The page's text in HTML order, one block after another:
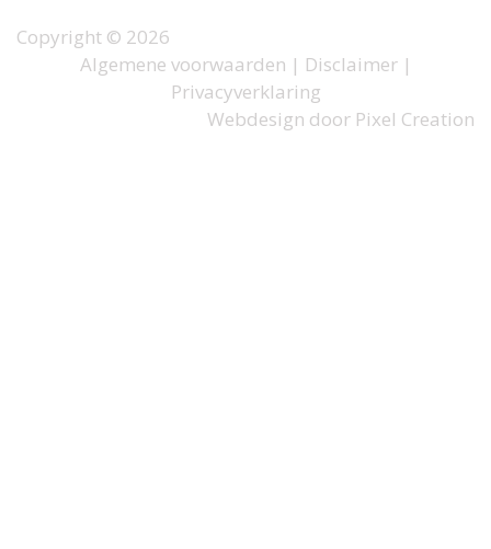
Copyright © 2026
Algemene voorwaarden | Disclaimer|
Privacyverklaring
Webdesign door Pixel Creation